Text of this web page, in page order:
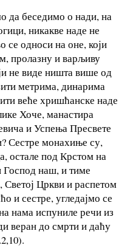
да беседимо о нади, на
никакве наде не
односи на оне, који
пролазну и варљиву
не виде ништа више од
метрима, динарима
веће хришћанске наде
Хоче, манастира
и Успења Пресвете
Сестре монахиње су,
остале под Крстом на
Господ наш, и тиме
Цркви и распетом
и сестре, угледајмо се
нама испуниле речи из
веран до смрти и даћу